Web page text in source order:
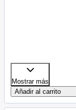
Mostrar más
Añadir al carrito